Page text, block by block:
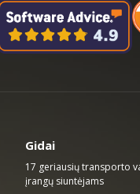
Gidai
17 geriausių transporto
įrangų siuntėjams